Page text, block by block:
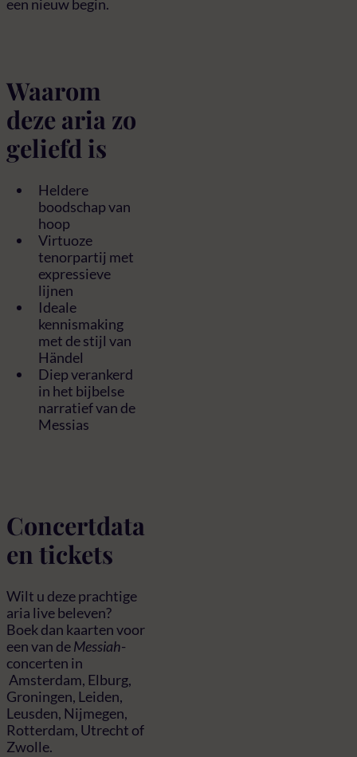
een nieuw begin.
Waarom
deze aria zo
geliefd is
Heldere
boodschap van
hoop
Virtuoze
tenorpartij met
expressieve
lijnen
Ideale
kennismaking
met de stijl van
Händel
Diep verankerd
in het bijbelse
narratief van de
Messias
Concertdata
en tickets
Wilt u deze prachtige
aria live beleven?
Boek dan kaarten voor
een van deMessiah-
concerten in
Amsterdam, Elburg,
Groningen, Leiden,
Leusden, Nijmegen,
Rotterdam, Utrecht of
Zwolle.